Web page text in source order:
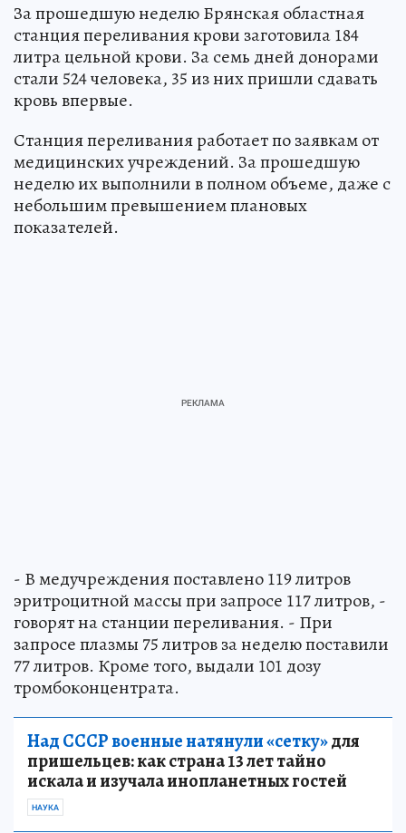
За прошедшую неделю Брянская областная
станция переливания крови заготовила 184
литра цельной крови. За семь дней донорами
стали 524 человека, 35 из них пришли сдавать
кровь впервые.
Станция переливания работает по заявкам от
медицинских учреждений. За прошедшую
неделю их выполнили в полном объеме, даже с
небольшим превышением плановых
показателей.
- В медучреждения поставлено 119 литров
эритроцитной массы при запросе 117 литров, -
говорят на станции переливания. - При
запросе плазмы 75 литров за неделю поставили
77 литров. Кроме того, выдали 101 дозу
тромбоконцентрата.
Над СССР военные натянули «сетку»для
пришельцев: как страна 13 лет тайно
искала и изучала инопланетных гостей
НАУКА